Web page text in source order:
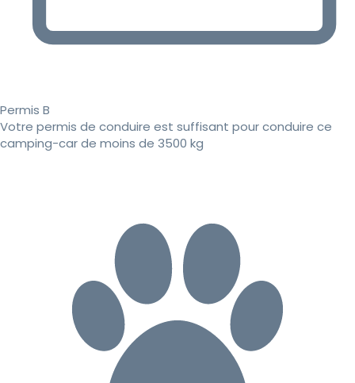
Permis B
Votre permis de conduire est suffisant pour conduire ce
camping-car de moins de 3500 kg